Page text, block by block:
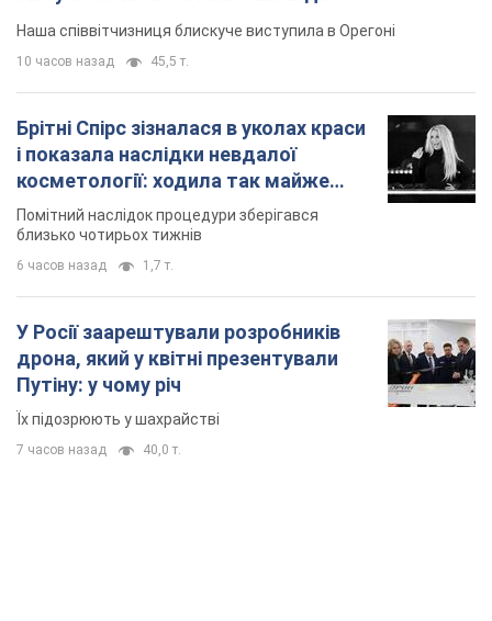
Наша співвітчизниця блискуче виступила в Орегоні
10 часов назад 45,5 т.
Брітні Спірс зізналася в уколах краси
і показала наслідки невдалої
косметології: ходила так майже
місяць
Помітний наслідок процедури зберігався
близько чотирьох тижнів
6 часов назад 1,7 т.
У Росії заарештували розробників
дрона, який у квітні презентували
Путіну: у чому річ
Їх підозрюють у шахрайстві
7 часов назад 40,0 т.